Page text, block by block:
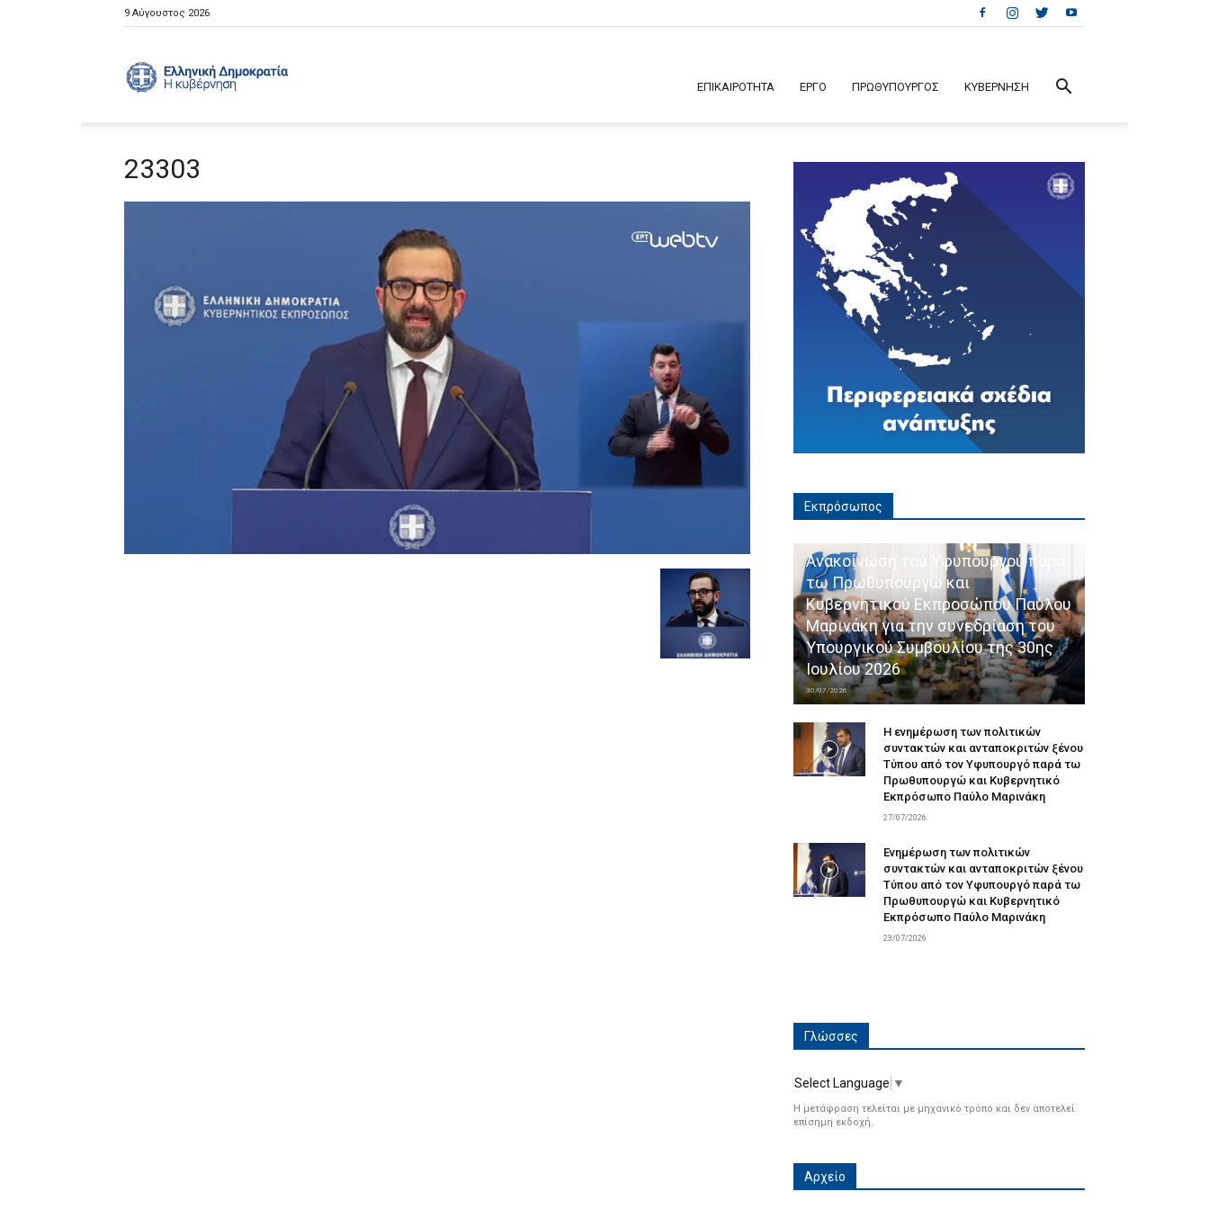
9 Αύγουστος 2026
ΕΠΙΚΑΙΡΟΤΗΤΑ ΕΡΓΟ ΠΡΩΘΥΠΟΥΡΓΟΣ ΚΥΒΕΡΝΗΣΗ
23303
Εκπρόσωπος
Ανακοίνωση του Υφυπουργού παρά
τω Πρωθυπουργώ και
Κυβερνητικού Εκπροσώπου Παύλου
Μαρινάκη για την συνεδρίαση του
Υπουργικού Συμβουλίου της 30ης
Ιουλίου 2026
30/07/2026
Η ενημέρωση των πολιτικών
συντακτών και ανταποκριτών ξένου
Τύπου από τον Υφυπουργό παρά τω
Πρωθυπουργώ και Κυβερνητικό
Εκπρόσωπο Παύλο Μαρινάκη
27/07/2026
Ενημέρωση των πολιτικών
συντακτών και ανταποκριτών ξένου
Τύπου από τον Υφυπουργό παρά τω
Πρωθυπουργώ και Κυβερνητικό
Εκπρόσωπο Παύλο Μαρινάκη
23/07/2026
Γλώσσες
Select Language ▼
Η μετάφραση τελείται με μηχανικό τρόπο και δεν αποτελεί
επίσημη εκδοχή.
Αρχείο